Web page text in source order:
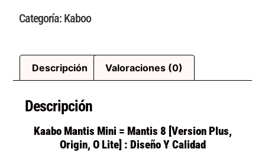
Categoría: Kaboo
Descripción Valoraciones (0)
Descripción
Kaabo Mantis Mini = Mantis 8 [version Plus,
Origin, O Lite] : Diseño Y Calidad